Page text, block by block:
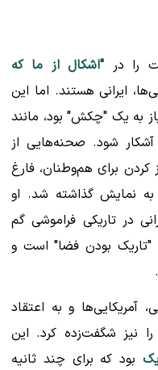
را در "اشکال از ما که
ایرانی هستند. اما این
به یک "چکش" بود، مانند
آشکار شود. صحنه‌هایی از
کردن برای هم‌وطنان، فارغ
نمایش گذاشته شد. او
در تاریکی فراموشی گم
"تاریک بودن فضا" است و
آمریکایی‌ها و به اعتقاد
نیز شگفت‌زده کرد. این
بود که برای چند ثانیه